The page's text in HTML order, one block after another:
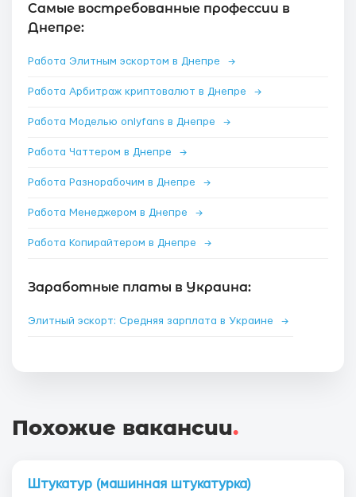
Самые востребованные профессии в
Днепре:
Работа Элитным эскортом в Днепре →
Работа Арбитраж криптовалют в Днепре →
Работа Моделью onlyfans в Днепре →
Работа Чаттером в Днепре →
Работа Разнорабочим в Днепре →
Работа Менеджером в Днепре →
Работа Копирайтером в Днепре →
Заработные платы в Украина:
Элитный эскорт: Средняя зарплата в Украине →
Похожие вакансии.
Штукатур (машинная штукатурка)